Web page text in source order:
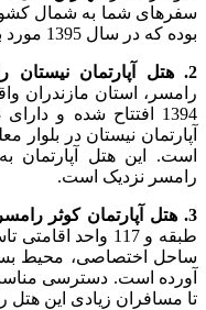
بوده که در سال 1395 مورد بازسازی قرار گرفت.
2. هتل آپارتمان نیستان رامسر:
رامسر، استان مازندران
است. این هتل آپارتمان
رامسر نزدیک است.
3. هتل آپارتمان کوثر رامسر:
طبقه و 117 واحد
ساحل اختصاصی، محیط
آورده است. دسترسی
تا مسافران زیادی این هتل